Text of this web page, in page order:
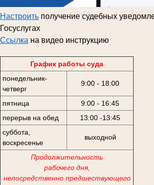
Настроить получение судебных
Госуслугах
Ссылка на видео инструкцию
График работы суда
понедельник-
четверг
9:00 - 18:00
пятница
9:00 - 16:45
перерыв на обед
13:00 -13:45
суббота,
воскресенье
выходной
Продолжительность
рабочего дня,
непосредственно предшествующего